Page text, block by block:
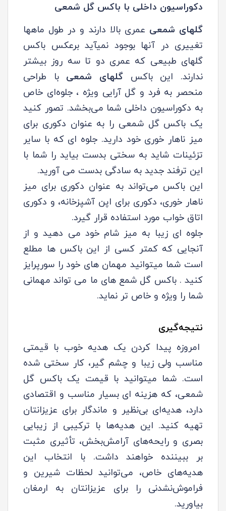
دکوراسیون داخلی با باکس گل شمعی
گلهای شمعی عمری بالا دارند و در طول ماهها
تغییری در آنها بوجود نمیآید برعکس باکس
گلهای طبیعی که عمری دو تا سه روز بیشتر
ندارند. این باکس گلهای شمعی با طراحی
منحصر به فرد و گل آرایی ویژه ، جلوه‌ای خاص
به دکوراسیون داخلی شما می‌بخشد. تصور کنید
یک باکس گل شمعی را به عنوان دکوری برای
میز ناهار خوری خود دارید. جلوه ای که با سایر
تزئینات شاید به سختی بدست بیاید را شما با
این ترفند جدید به سادگی بدست می آورید.
این باکس می‌تواند به عنوان دکوری برای میز
ناهار خوری، دکوری برای اپن آشپزخانه، و دکوری
اتاق خواب مورد استفاده قرار گیرد.
جلوه ای زیبا به میز شام خود می دهید و از
آنجایی که کمتر کسی از این باکس ها مطلع
است شما میتوانید مهمان های خود را سورپرایز
کنید . باکس گل شمع های ما می تواند مهمانی
شما را ویژه و خاص تر نماید.
نتیجه‌گیری
امروزه پیدا کردن یک هدیه خوب با قیمتی
مناسب ولی زیبا و چشم گیر، کار سختی شده
است. شما میتوانید با قیمت یک باکس گل
شمعی، که هزینه ای بسیار مناسب و اقتصادی
دارد، هدیه‌ای بی‌نظیر و ماندگار برای عزیزانتان
تهیه کنید. این هدیه‌ها با ترکیبی از زیبایی
بصری و رایحه‌های آرامش‌بخش، تأثیری مثبت
بر ببیننده خواهند داشت. با انتخاب این
هدیه‌های خاص، می‌توانید لحظات شیرین و
فراموش‌نشدنی را برای عزیزانتان به ارمغان
بیاورید.